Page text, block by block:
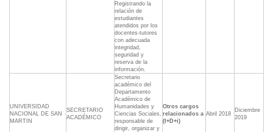
Registrando la
relación de
estudiantes
atendidos por los
docentes-tutores
con adecuada
integridad,
seguridad y
reserva de la
información.
UNIVERSIDAD
NACIONAL DE SAN
MARTIN
SECRETARIO
ACADÉMICO
Secretario
académico del
Departamento
Académico de
Humanidades y
Ciencias Sociales,
responsable de
dirigir, organizar y
Otros cargos
relacionados a
(I+D+i)
Abril 2018
Diciembre
2019